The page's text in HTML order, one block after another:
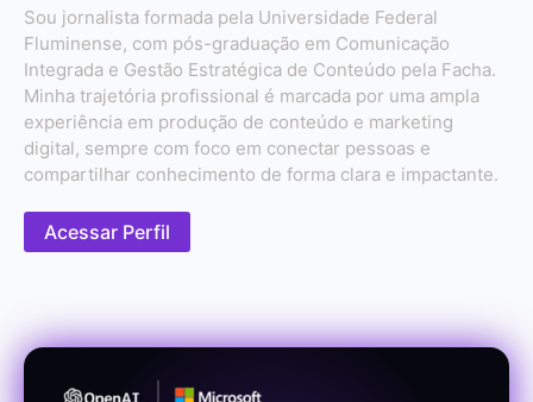
Sou jornalista formada pela Universidade Federal
Fluminense, com pós-graduação em Comunicação
Integrada e Gestão Estratégica de Conteúdo pela Facha.
Minha trajetória profissional é marcada por uma ampla
experiência em produção de conteúdo e marketing
digital, sempre com foco em conectar pessoas e
compartilhar conhecimento de forma clara e impactante.
Acessar Perfil